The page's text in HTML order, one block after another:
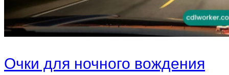
Очки для ночного вождения